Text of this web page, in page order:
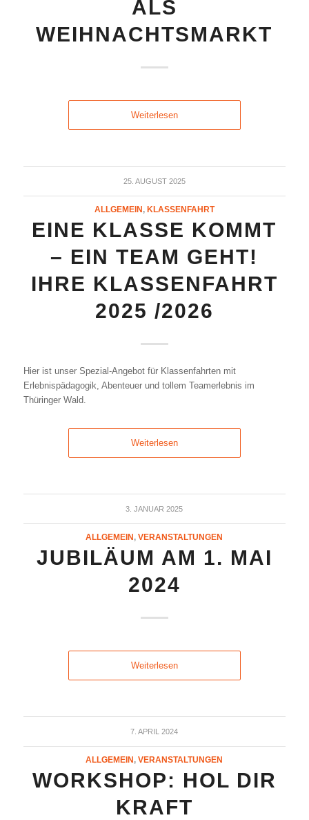
ALS
WEIHNACHTSMARKT
Weiterlesen
25. AUGUST 2025
ALLGEMEIN , KLASSENFAHRT
EINE KLASSE KOMMT
– EIN TEAM GEHT!
IHRE KLASSENFAHRT
2025 /2026
Hier ist unser Spezial-Angebot für Klassenfahrten mit
Erlebnispädagogik, Abenteuer und tollem Teamerlebnis im
Thüringer Wald.
Weiterlesen
3. JANUAR 2025
ALLGEMEIN ,VERANSTALTUNGEN
JUBILÄUM AM 1. MAI
2024
Weiterlesen
7. APRIL 2024
ALLGEMEIN ,VERANSTALTUNGEN
WORKSHOP: HOL DIR
KRAFT